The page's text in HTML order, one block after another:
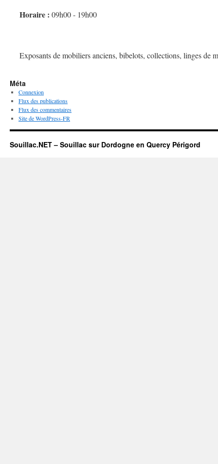
Horaire : 09h00 - 19h00
Exposants de mobiliers anciens, bibelots, collections, linges de
Méta
Connexion
Flux des publications
Flux des commentaires
Site de WordPress-FR
Souillac.NET – Souillac sur Dordogne en Quercy Périgord